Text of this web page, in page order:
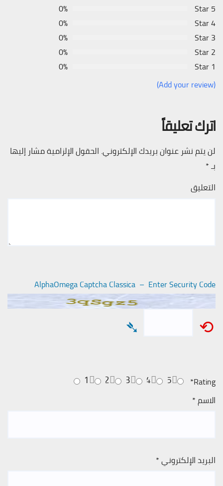
5 Star
0%
4 Star
0%
3 Star
0%
2 Star
0%
1 Star
0%
(Add your review)
اترك تعليقاً
لن يتم نشر عنوان بريدك الإلكتروني. الحقول الإلزامية مشار إليها
بـ*
التعليق
AlphaOmega Captcha Classica – Enter Security Code
⟲
➴
Rating
*
5
4
3
2
1
الاسم*
البريد الإلكتروني*